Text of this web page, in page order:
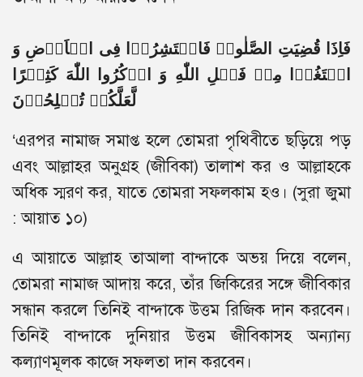
فَاِذَا قُضِیَتِ الصَّلٰوۃُ فَانۡتَشِرُوۡا فِی الۡاَرۡضِ وَ
ابۡتَغُوۡا مِنۡ فَضۡلِ اللّٰهِ وَ اذۡکُرُوا اللّٰهَ کَثِیۡرًا
لَّعَلَّکُمۡ تُفۡلِحُوۡنَ
‘এরপর নামাজ সমাপ্ত হলে তোমরা পৃথিবীতে ছড়িয়ে পড়
এবং আল্লাহর অনুগ্রহ (জীবিকা) তালাশ কর ও আল্লাহকে
অধিক স্মরণ কর, যাতে তোমরা সফলকাম হও। (সুরা জুমা
: আয়াত ১০)
এ আয়াতে আল্লাহ তাআলা বান্দাকে অভয় দিয়ে বলেন,
তোমরা নামাজ আদায় করে, তাঁর জিকিরের সঙ্গে জীবিকার
সন্ধান করলে তিনিই বান্দাকে উত্তম রিজিক দান করবেন।
তিনিই বান্দাকে দুনিয়ার উত্তম জীবিকাসহ অন্যান্য
কল্যাণমূলক কাজে সফলতা দান করবেন।